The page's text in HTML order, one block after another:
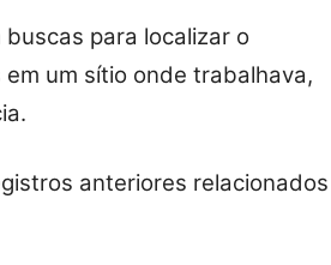
para localizar o
um sítio onde trabalhava,
anteriores relacionados